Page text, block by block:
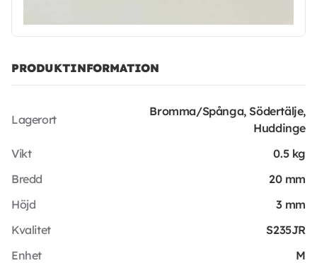
PRODUKTINFORMATION
Lagerort
Bromma/Spånga, Södertälje,
Huddinge
Vikt
0.5 kg
Bredd
20 mm
Höjd
3 mm
Kvalitet
S235JR
Enhet
M